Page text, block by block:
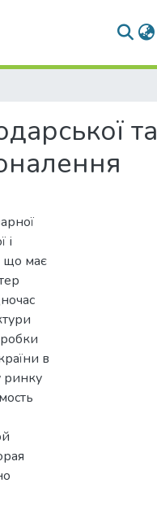
та
і
що має
в
ринку